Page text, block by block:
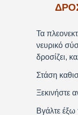
Τα
νευρικό
δροσίζει,
Στάση
Ξεκινήστε
Βγάλτε έξω